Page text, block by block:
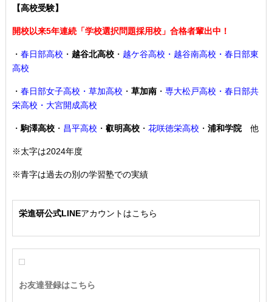
【高校受験】
開校以来5年連続「学校選択問題採用校」合格者輩出中！
・ 春日部高校 ・ 越谷北高校・ 越ケ谷高校・越谷南高校・春日部東
高校
・ 春日部女子高校・草加高校 ・ 草加南・ 専大松戸高校 ・春日部共
栄高校・大宮開成高校
・ 駒澤高校・ 昌平高校 ・ 叡明高校・ 花咲徳栄高校 ・ 浦和学院他
※太字は2024年度
※青字は過去の別の学習塾での実績
栄進研公式LINEアカウントはこちら
お友達登録はこちら